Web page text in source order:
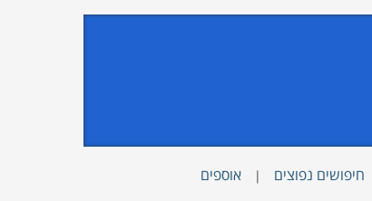
חיפושים נפוצים | אוספים